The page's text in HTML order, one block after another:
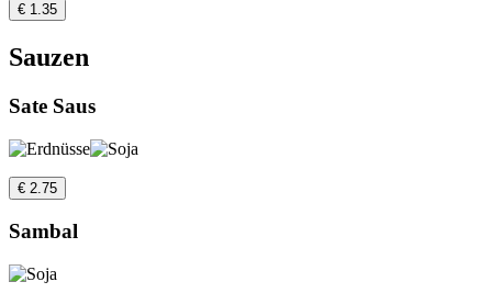
€ 1.35
Sauzen
Sate Saus
€ 2.75
Sambal